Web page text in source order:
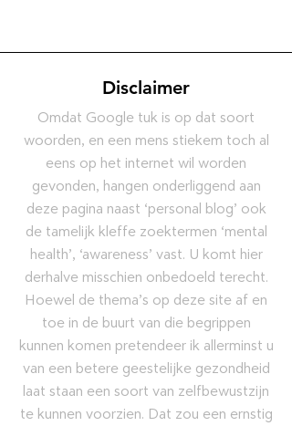
Disclaimer
Omdat Google tuk is op dat soort
woorden, en een mens stiekem toch al
eens op het internet wil worden
gevonden, hangen onderliggend aan
deze pagina naast ‘personal blog’ ook
de tamelijk kleffe zoektermen ‘mental
health’, ‘awareness’ vast. U komt hier
derhalve misschien onbedoeld terecht.
Hoewel de thema’s op deze site af en
toe in de buurt van die begrippen
kunnen komen pretendeer ik allerminst u
van een betere geestelijke gezondheid
laat staan een soort van zelfbewustzijn
te kunnen voorzien. Dat zou een ernstig